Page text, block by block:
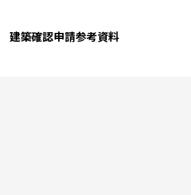
建築確認申請参考資料